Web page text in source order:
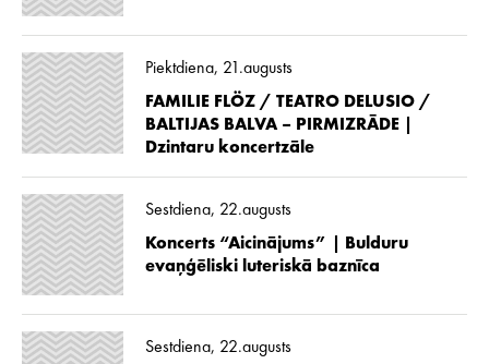
Piektdiena, 21.augusts
FAMILIE FLÖZ / TEATRO DELUSIO /
BALTIJAS BALVA – PIRMIZRĀDE |
Dzintaru koncertzāle
Sestdiena, 22.augusts
Koncerts “Aicinājums” | Bulduru
evaņģēliski luteriskā baznīca
Sestdiena, 22.augusts